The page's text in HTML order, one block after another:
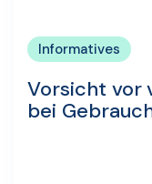
Informatives
Vorsicht vor
bei